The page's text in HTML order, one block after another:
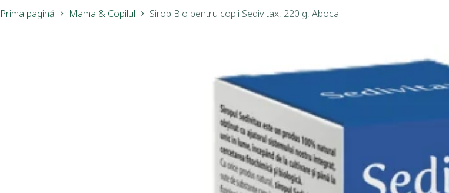
Prima pagină Mama & Copilul Sirop Bio pentru copii Sedivitax, 220 g, Aboca